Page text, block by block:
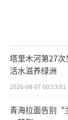
塔里木河第27
活水滋养绿洲
2026-08-07 00:53:01
青海拉面告别“